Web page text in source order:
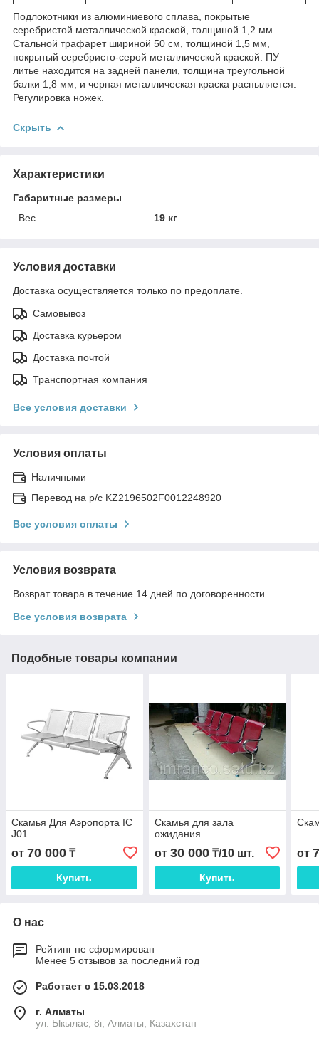
Подлокотники из алюминиевого сплава, покрытые
серебристой металлической краской, толщиной 1,2 мм.
Стальной трафарет шириной 50 см, толщиной 1,5 мм,
покрытый серебристо-серой металлической краской. ПУ
литье находится на задней панели, толщина треугольной
балки 1,8 мм, и черная металлическая краска распыляется.
Регулировка ножек.
Скрыть
Характеристики
Габаритные размеры
Вес
19 кг
Условия доставки
Доставка осуществляется только по предоплате.
Самовывоз
Доставка курьером
Доставка почтой
Транспортная компания
Все условия доставки
Условия оплаты
Наличными
Перевод на р/с KZ2196502F0012248920
Все условия оплаты
Условия возврата
Возврат товара в течение 14 дней по договоренности
Все условия возврата
Подобные товары компании
Скамья Для Аэропорта IC
J01
от 70 000 ₸
Купить
Скамья для зала
ожидания
от 30 000₸/10 шт.
Купить
от
О нас
Рейтинг не сформирован
Менее 5 отзывов за последний год
Работает с 15.03.2018
г. Алматы
ул. Ыкылас, 8г, Алматы, Казахстан